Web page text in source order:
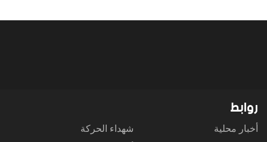
روابط
أخبار محلية
شهداء الحركة